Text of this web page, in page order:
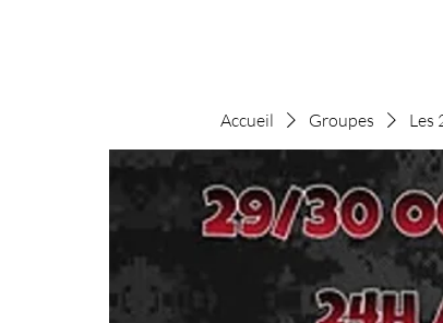
Accueil Groupes Les